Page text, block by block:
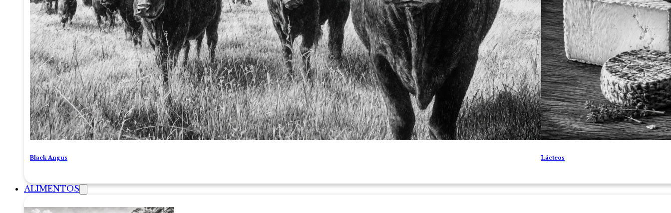
Black Angus Lácteos
ALIMENTOS